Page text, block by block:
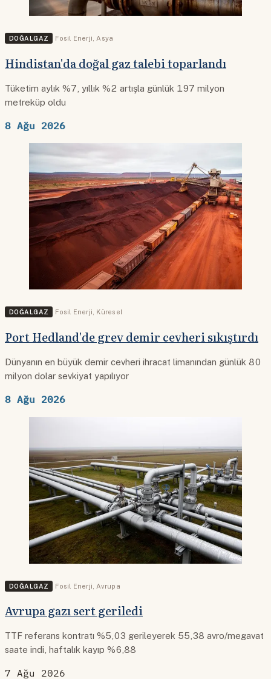
DOĞALGAZ Fosil Enerji Asya
Hindistan'da doğal gaz talebi toparlandı
Tüketim aylık %7, yıllık %2 artışla günlük 197 milyon
metreküp oldu
8 Ağu 2026
DOĞALGAZ Fosil Enerji, Küresel
Port Hedland'de grev demir cevheri sıkıştırdı
Dünyanın en büyük demir cevheri ihracat limanından günlük 80
milyon dolar sevkiyat yapılıyor
8 Ağu 2026
DOĞALGAZ Fosil Enerji Avrupa
Avrupa gazı sert geriledi
TTF referans kontratı %5,03 gerileyerek 55,38 avro/megavat
saate indi, haftalık kayıp %6,88
7 Ağu 2026